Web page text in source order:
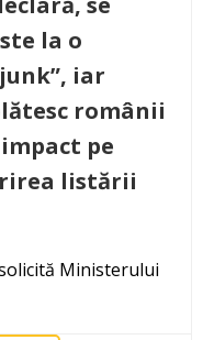
la o
iar
românii
pe
listării
Ministerului